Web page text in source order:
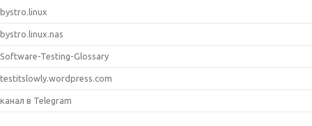
bystro.linux
bystro.linux.nas
Software-Testing-Glossary
testitslowly.wordpress.com
канал в Telegram